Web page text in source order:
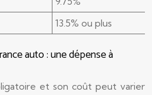
13.5% ou plus
auto : une dépense à
et son coût peut varier